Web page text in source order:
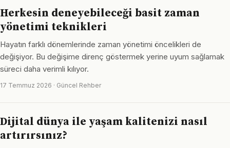
Herkesin deneyebileceği basit zaman
yönetimi teknikleri
Hayatın farklı dönemlerinde zaman yönetimi öncelikleri de
değişiyor. Bu değişime direnç göstermek yerine uyum sağlamak
süreci daha verimli kılıyor.
17 Temmuz 2026 · Güncel Rehber
Dijital dünya ile yaşam kalitenizi nasıl
artırırsınız?